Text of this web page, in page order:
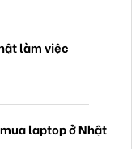
làm việc
laptop ở Nhật